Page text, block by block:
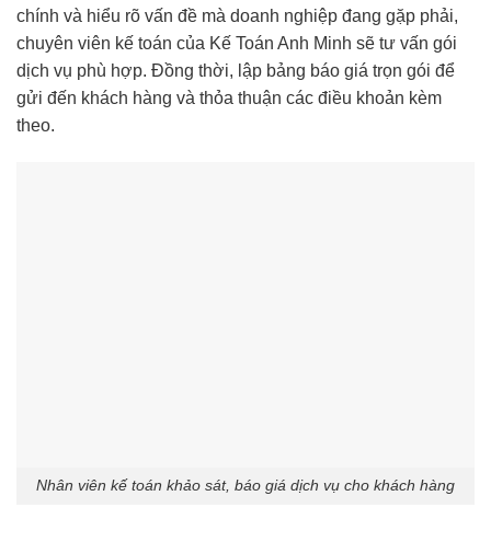
chính và hiểu rõ vấn đề mà doanh nghiệp đang gặp phải,
chuyên viên kế toán của Kế Toán Anh Minh sẽ tư vấn gói
dịch vụ phù hợp. Đồng thời, lập bảng báo giá trọn gói để
gửi đến khách hàng và thỏa thuận các điều khoản kèm
theo.
Nhân viên kế toán khảo sát, báo giá dịch vụ cho khách hàng